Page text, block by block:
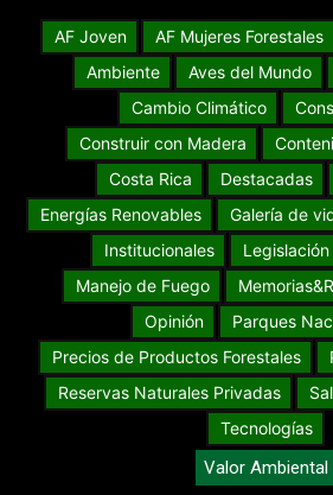
AF Joven AF Mujeres Forestales
Ambiente
Aves del Mundo
Cambio Climático
Construir con Madera
Costa Rica
Destacadas
Energías Renovables
Galería de
Institucionales
Manejo de Fuego
Opinión
Parques
Precios de Productos Forestales
Reservas Naturales Privadas
Tecnologías
Valor Ambiental